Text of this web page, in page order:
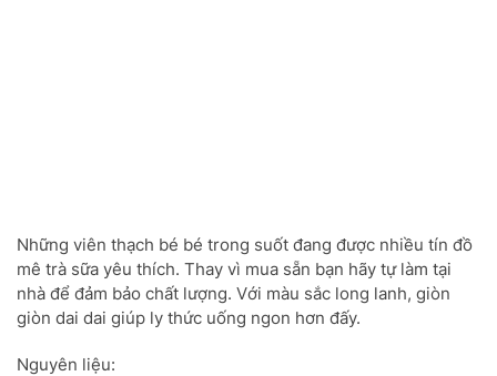
Những viên thạch bé bé trong suốt đang được nhiều tín đồ
mê trà sữa yêu thích. Thay vì mua sẵn bạn hãy tự làm tại
nhà để đảm bảo chất lượng. Với màu sắc long lanh, giòn
giòn dai dai giúp ly thức uống ngon hơn đấy.
Nguyên liệu: